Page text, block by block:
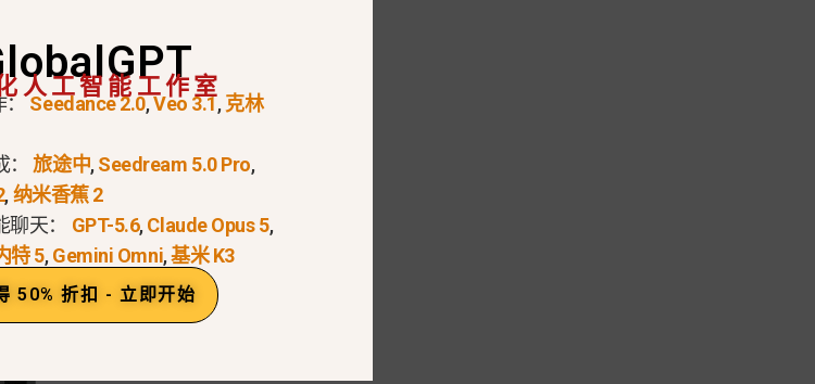
镜头效果最佳。.
人工智能工作室
：Seedance 2.0,Veo 3.1,克林
： 旅途中,Seedream 5.0 Pro,
,纳米香蕉 2
聊天： GPT-5.6,Claude Opus 5,
特 5,Gemini Omni,基米 K3
50% 折扣 - 立即开始